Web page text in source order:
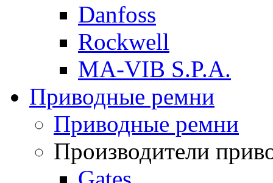
Danfoss
Rockwell
MA-VIB S.P.A.
Приводные ремни
Приводные ремни
Производители